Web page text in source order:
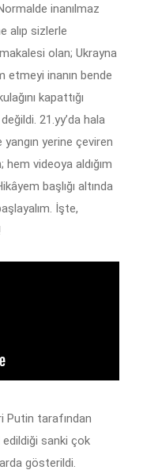
inanılmaz
alıp sizlerle
olan; Ukrayna
etmeyi inanın bende
kapattığı
21.yy’da hala
yerine çeviren
hem videoya aldığım
başlığı altında
İşte,
Putin tarafından
edildiği sanki çok
gösterildi.